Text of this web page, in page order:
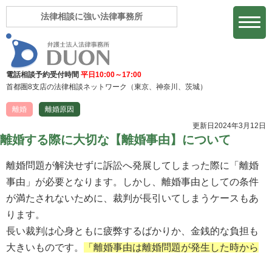
法律相談に強い法律事務所
電話相談予約受付時間 平日10:00～17:00
首都圏8支店の法律相談ネットワーク
（東京、神奈川、茨城）
離婚
離婚原因
更新日2024年3月12日
離婚する際に大切な【離婚事由】について
離婚問題が解決せずに訴訟へ発展してしまった際に「離婚
事由」が必要となります。しかし、離婚事由としての条件
が満たされないために、裁判が長引いてしまうケースもあ
ります。
長い裁判は心身ともに疲弊するばかりか、金銭的な負担も
大きいものです。
「離婚事由は離婚問題が発生した時から